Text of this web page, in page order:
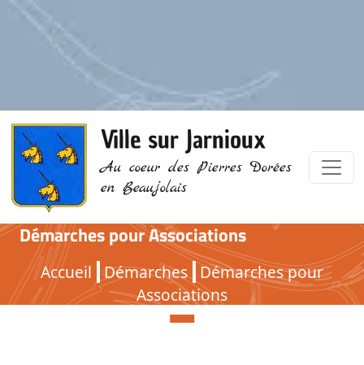
Ville sur Jarnioux
Au coeur des Pierres Dorées
en Beaujolais
Démarches pour Associations
Accueil Démarches Démarches pour
Associations
Démarches pour Associations